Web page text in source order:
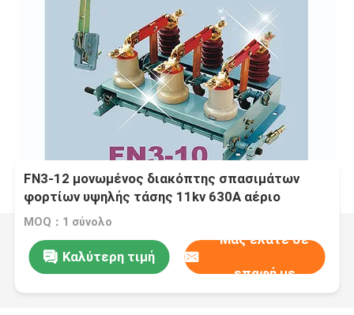
FN3-12 μονωμένος διακόπτης σπασιμάτων
φορτίων υψηλής τάσης 11kv 630A αέριο
MOQ：1 σύνολο
Καλύτερη τιμή
Μας ελάτε σε
επαφή με